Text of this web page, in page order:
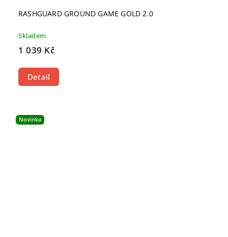
RASHGUARD GROUND GAME GOLD 2.0
Skladem
1 039 Kč
Detail
Novinka